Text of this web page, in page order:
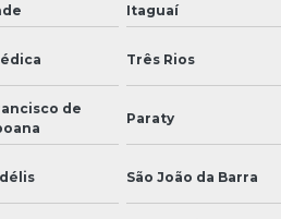
Itaguaí
Três Rios
de
Paraty
São João da Barra